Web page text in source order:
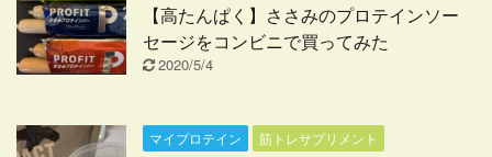
【高たんぱく】ささみのプロテインソー
セージをコンビニで買ってみた
2020/5/4
マイプロテイン 筋トレサプリメント